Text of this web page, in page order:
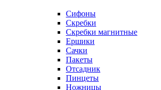
Сифоны
Скребки
Скребки магнитные
Ершики
Сачки
Пакеты
Отсадник
Пинцеты
Ножницы